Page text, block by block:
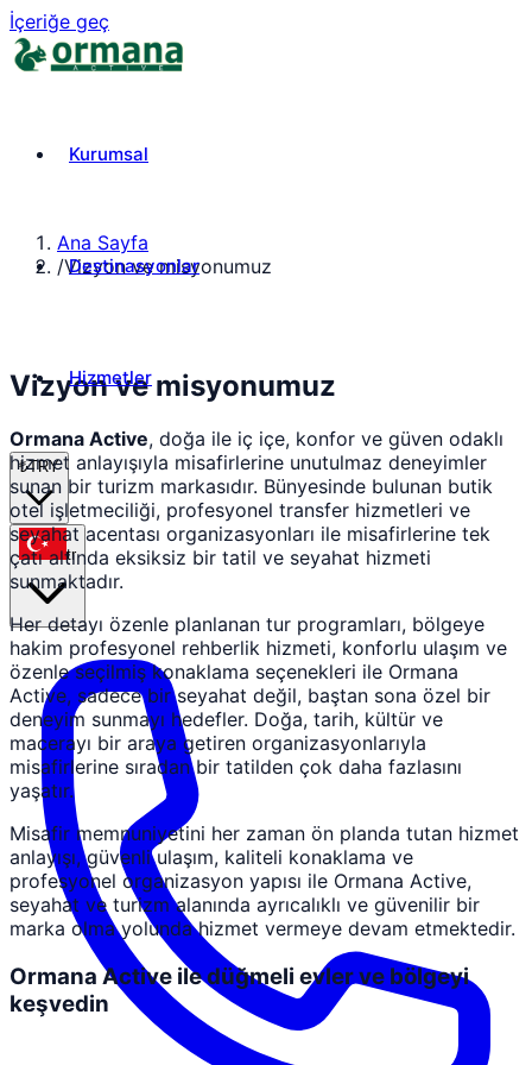
İçeriğe geç
Kurumsal
Destinasyonlar
Hizmetler
₺TRY
tr
Ana Sayfa
/Vizyon ve misyonumuz
Vizyon ve misyonumuz
Ormana Active, doğa ile iç içe, konfor ve güven odaklı
hizmet anlayışıyla misafirlerine unutulmaz deneyimler
sunan bir turizm markasıdır. Bünyesinde bulunan butik
otel işletmeciliği, profesyonel transfer hizmetleri ve
seyahat acentası organizasyonları ile misafirlerine tek
çatı altında eksiksiz bir tatil ve seyahat hizmeti
sunmaktadır.
Her detayı özenle planlanan tur programları, bölgeye
hakim profesyonel rehberlik hizmeti, konforlu ulaşım ve
özenle seçilmiş konaklama seçenekleri ile Ormana
Active, sadece bir seyahat değil, baştan sona özel bir
deneyim sunmayı hedefler. Doğa, tarih, kültür ve
macerayı bir araya getiren organizasyonlarıyla
misafirlerine sıradan bir tatilden çok daha fazlasını
yaşatır.
Misafir memnuniyetini her zaman ön planda tutan hizmet
anlayışı, güvenli ulaşım, kaliteli konaklama ve
profesyonel organizasyon yapısı ile Ormana Active,
seyahat ve turizm alanında ayrıcalıklı ve güvenilir bir
marka olma yolunda hizmet vermeye devam etmektedir.
Ormana Active ile düğmeli evler ve bölgeyi
keşvedin